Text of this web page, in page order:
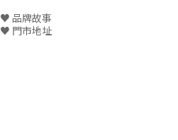
♥ 品牌故事
♥ 門市地址